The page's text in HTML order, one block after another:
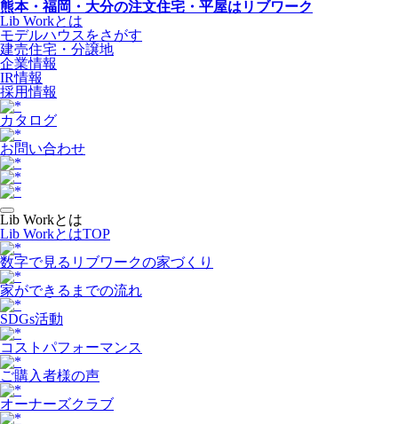
熊本・福岡・大分の注文住宅・平屋はリブワーク
Lib Workとは
モデルハウスをさがす
建売住宅・分譲地
企業情報
IR情報
採用情報
カタログ
お問い合わせ
Lib Workとは
Lib WorkとはTOP
数字で⾒るリブワークの家づくり
家ができるまでの流れ
SDGs活動
コストパフォーマンス
ご購入者様の声
オーナーズクラブ